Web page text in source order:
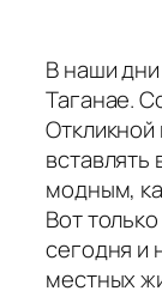
В наши
Таганае.
вставлять
модным,
Вот
сегодня и
местных